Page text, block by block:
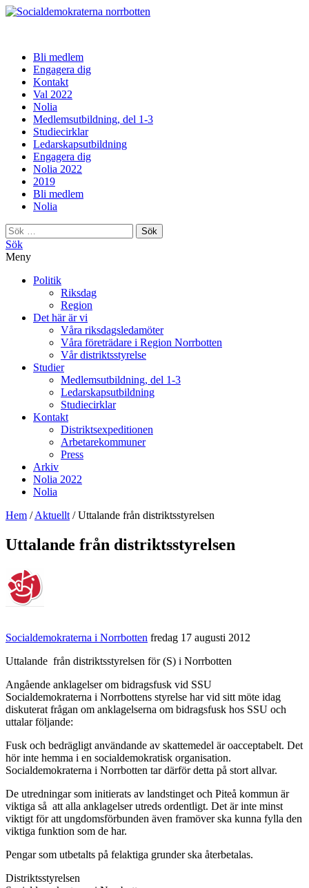
norrbotten
Bli medlem
Engagera dig
Kontakt
Val 2022
Nolia
Medlemsutbildning, del 1-3
Studiecirklar
Ledarskapsutbildning
Engagera dig
Nolia 2022
2019
Bli medlem
Nolia
Sök
efter:
Sök
Meny
Politik
Riksdag
Region
Det här är vi
Våra riksdagsledamöter
Våra företrädare i Region Norrbotten
Vår distriktsstyrelse
Studier
Medlemsutbildning, del 1-3
Ledarskapsutbildning
Studiecirklar
Kontakt
Distriktsexpeditionen
Arbetarekommuner
Press
Arkiv
Nolia 2022
Nolia
Hem /Aktuellt /Uttalande från distriktsstyrelsen
Uttalande från distriktsstyrelsen
Socialdemokraterna i Norrbotten fredag 17 augusti 2012
Uttalande från distriktsstyrelsen för (S) i Norrbotten
Angående anklagelser om bidragsfusk vid SSU
Socialdemokraterna i Norrbottens styrelse har vid sitt möte idag
diskuterat frågan om anklagelserna om bidragsfusk hos SSU och
uttalar följande:
Fusk och bedrägligt användande av skattemedel är oacceptabelt. Det
hör inte hemma i en socialdemokratisk organisation.
Socialdemokraterna i Norrbotten tar därför detta på stort allvar.
De utredningar som initierats av landstinget och Piteå kommun är
viktiga så att alla anklagelser utreds ordentligt. Det är inte minst
viktigt för att ungdomsförbunden även framöver ska kunna fylla den
viktiga funktion som de har.
Pengar som utbetalts på felaktiga grunder ska återbetalas.
Distriktsstyrelsen